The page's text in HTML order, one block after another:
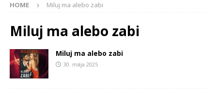
HOME Miluj ma alebo zabi
Miluj ma alebo zabi
Miluj ma alebo zabi
30. mája 2025